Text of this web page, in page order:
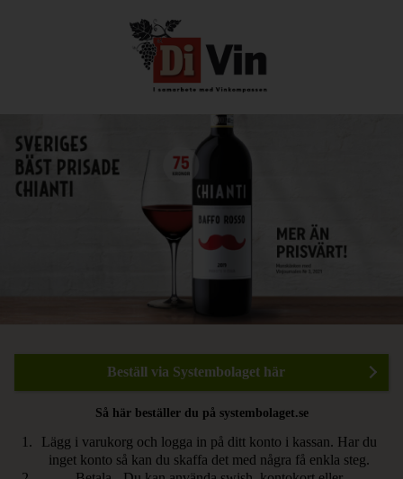
Beställ via Systembolaget här
Så här beställer du på systembolaget.se
Lägg i varukorg och logga in på ditt konto i kassan. Har du
inget konto så kan du skaffa det med några få enkla steg.